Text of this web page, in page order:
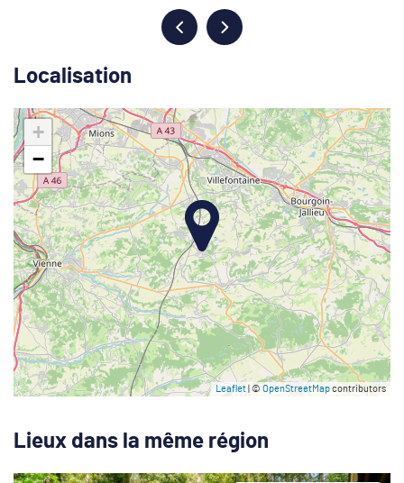
Localisation
+
−
Leaflet | © OpenStreetMapcontributors
Lieux dans la même région